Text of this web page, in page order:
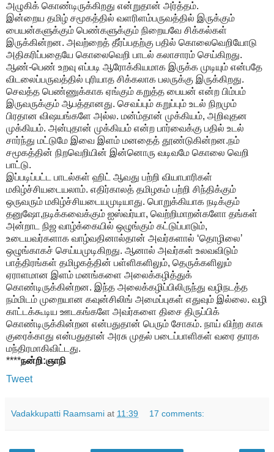
அழுகிக் கொண்டிருக்கிறது என்றுதான் அர்த்தம்.
இன்றைய தமிழ் சமூகத்தில் வளரிளம்பருவத்தில் இருக்கும்
பையன்களுக்கும் பெண்களுக்கும் நிறையவே சிக்கல்கள்
இருக்கின்றன. அவற்றைத் தீர்ப்பதற்கு பதில் கொலைவெறியோடு
அதிகரிப்பதையே கொலைவெறி பாடல் கலாசாரம் செய்கிறது.
ஆண்-பெண் உறவு எப்படி ஆரோக்கியமாக இருக்க முடியும் என்பதே
விடலைப்பருவத்தில் புரியாத சிக்கலாக பலருக்கு இருக்கிறது.
செவத்த பெண்ணுக்காக ஏங்கும் கறுத்த பையன் என்ற பிம்பம்
இருவருக்கும் ஆபத்தானது. செவப்பும் கறுப்பும் உடல் நிறமும்
பிரதான விஷயங்களே அல்ல. மன்ம்தான் முக்கியம், அறிவுதன
முக்கியம். அன்புதான் முக்கியம் என்ற பார்வைக்கு பதில் உடல்
சார்ந்து மட்டுமே இவை இளம் மனதைத் தூண்டுகின்றன.நம்
சமூகத்தின் நிறவெறியின் இன்னொரு வடிவமே கொலை வெறி
பாட்டு.
இப்படிப்பட்ட பாடல்கள் ஹிட் ஆவது பற்றி வியாபாரிகள்
மகிழ்ச்சியடையலாம். எதிர்காலத் தமிழகம் பற்றி சிந்திக்கும்
ஒருவரும் மகிழ்ச்சியடையமுடியாது. பொறுக்கியாக நடிக்கும்
தனுஷோ,நடிக்கவைக்கும் ஐஸ்வர்யா, வெற்றிமாறன்களோ தங்கள்
அன்றாட நிஜ வாழ்க்கையில் ஒழுங்கும் கட்டுப்பாடும்,
உடையவர்களாக வாழ்வதினால்தான் அவர்களால் ‘தொழிலை’
ஒழுங்காகச் செய்யமுடிகிறது. ஆனால் அவர்கள் உலவவிடும்
பாத்திரங்கள் தமிழகத்தின் பள்ளிகளிலும், தெருக்களிலும்
ஏராளமான இளம் மனங்களை அலைக்கழித்துக்
கொண்டிருக்கின்றன. இந்த அலைக்கழிப்பிலிருந்து வழிநடத்த
நம்மிடம் முறையான கவுன்சிலிங் அமைப்புகள் எதுவும் இல்லை. வழி
காட்டக்கூடிய ஊடகங்களே அவர்களை திசை திருப்பிக்
கொண்டிருக்கின்றன என்பதுதான் பெரும் சோகம். நாய் விற்ற காசு
குரைக்காது என்பதுதான் அரசு முதல் படைப்பாளிகள் வரை தாரக
மந்திரமாகிவிட்டது.
****நன்றி:ஞாநி
Tweet
Vadakkupatti Raamsami at 11:39 17 comments: